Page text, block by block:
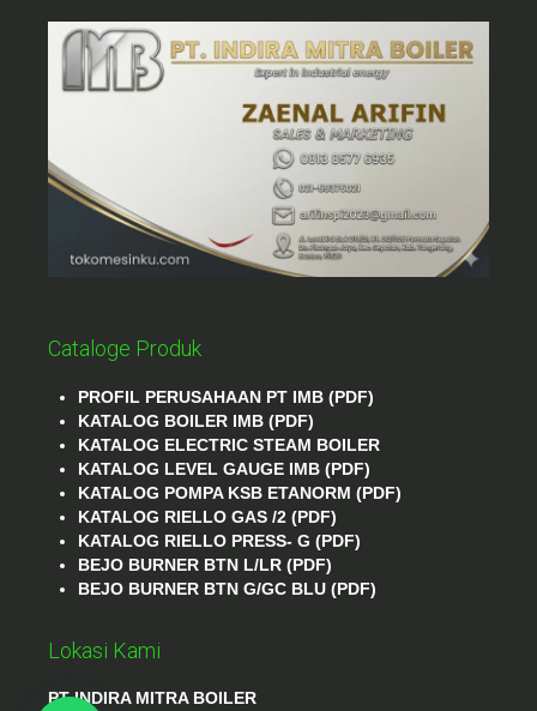
Cataloge Produk
PROFIL PERUSAHAAN PT IMB (PDF)
KATALOG BOILER IMB (PDF)
KATALOG ELECTRIC STEAM BOILER
KATALOG LEVEL GAUGE IMB (PDF)
KATALOG POMPA KSB ETANORM (PDF)
KATALOG RIELLO GAS /2 (PDF)
KATALOG RIELLO PRESS- G (PDF)
BEJO BURNER BTN L/LR (PDF)
BEJO BURNER BTN G/GC BLU (PDF)
Lokasi Kami
PT INDIRA MITRA BOILER